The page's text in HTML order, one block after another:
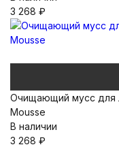
3 268 ₽
Очищающий мусс для
Mousse
В наличии
3 268 ₽